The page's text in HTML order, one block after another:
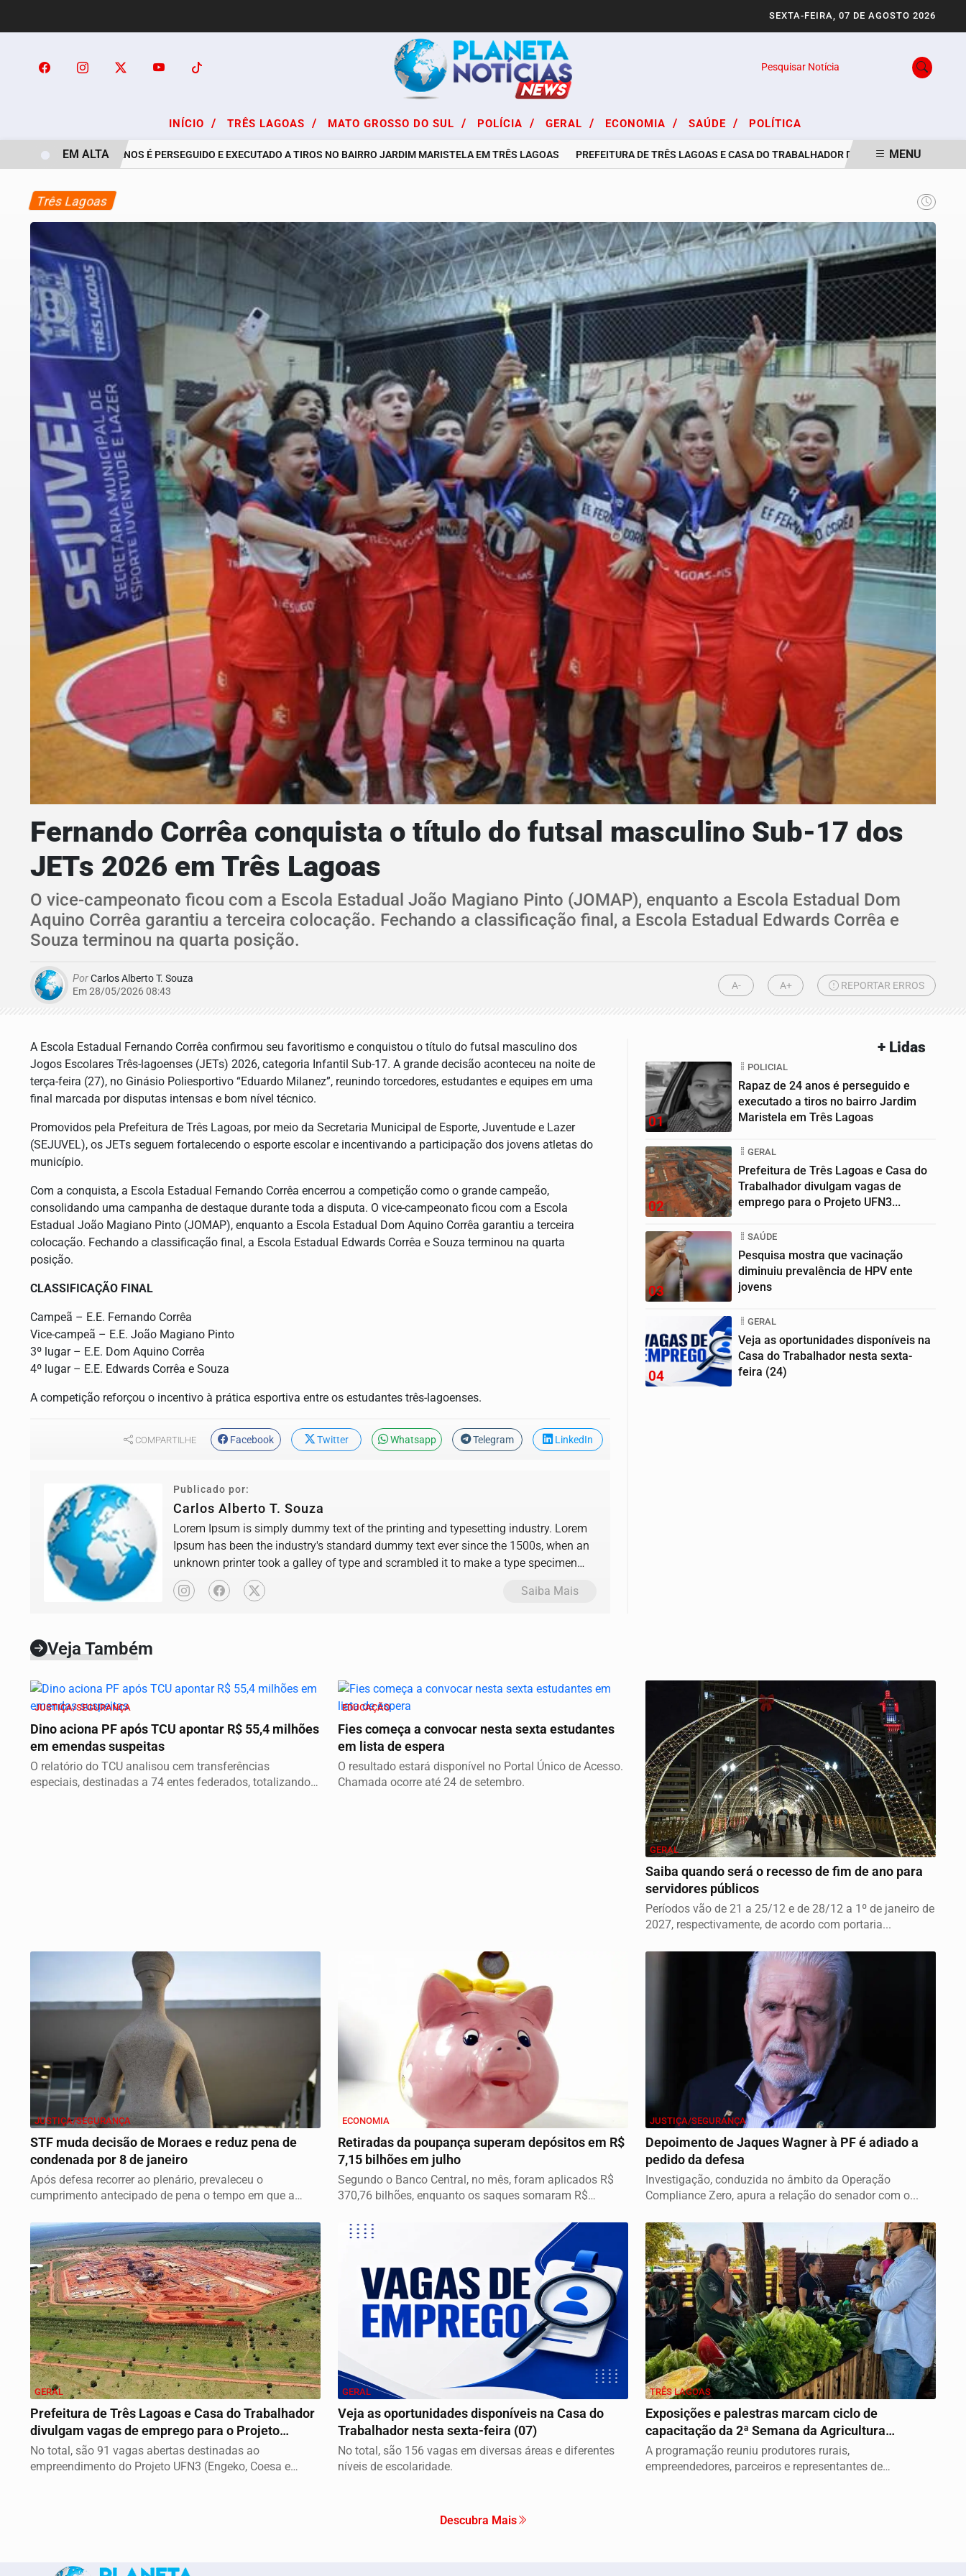
SEXTA-FEIRA, 07 DE AGOSTO 2026
Pesquisar Notícia
INÍCIO / TRÊS LAGOAS / MATO GROSSO DO SUL / POLÍCIA / GERAL / ECONOMIA / SAÚDE / POLÍTICA
RAPAZ DE 24 ANOS É PERSEGUIDO E EXECUTADO A TIROS NO BAIRRO JARDIM MARISTELA EM TRÊS LAGOAS PREFEITURA DE TRÊS LAGOAS E CASA DO TRABALHADOR DIVULGAM VAGAS DE
EM ALTA MENU
Três Lagoas
Fernando Corrêa conquista o título do futsal masculino Sub-17 dos
JETs 2026 em Três Lagoas
O vice-campeonato ficou com a Escola Estadual João Magiano Pinto (JOMAP), enquanto a Escola Estadual Dom
Aquino Corrêa garantiu a terceira colocação. Fechando a classificação final, a Escola Estadual Edwards Corrêa e
Souza terminou na quarta posição.
PorCarlos Alberto T. Souza
Em 28/05/2026 08:43
A- A+ REPORTAR ERROS
A Escola Estadual Fernando Corrêa confirmou seu favoritismo e conquistou o título do futsal masculino dos
Jogos Escolares Três-lagoenses (JETs) 2026, categoria Infantil Sub-17. A grande decisão aconteceu na noite de
terça-feira (27), no Ginásio Poliesportivo “Eduardo Milanez”, reunindo torcedores, estudantes e equipes em uma
final marcada por disputas intensas e bom nível técnico.
Promovidos pela Prefeitura de Três Lagoas, por meio da Secretaria Municipal de Esporte, Juventude e Lazer
(SEJUVEL), os JETs seguem fortalecendo o esporte escolar e incentivando a participação dos jovens atletas do
município.
Com a conquista, a Escola Estadual Fernando Corrêa encerrou a competição como o grande campeão,
consolidando uma campanha de destaque durante toda a disputa. O vice-campeonato ficou com a Escola
Estadual João Magiano Pinto (JOMAP), enquanto a Escola Estadual Dom Aquino Corrêa garantiu a terceira
colocação. Fechando a classificação final, a Escola Estadual Edwards Corrêa e Souza terminou na quarta
posição.
CLASSIFICAÇÃO FINAL
Campeã – E.E. Fernando Corrêa
Vice-campeã – E.E. João Magiano Pinto
3º lugar – E.E. Dom Aquino Corrêa
4º lugar – E.E. Edwards Corrêa e Souza
A competição reforçou o incentivo à prática esportiva entre os estudantes três-lagoenses.
COMPARTILHE Facebook Twitter Whatsapp Telegram LinkedIn
Publicado por:
Carlos Alberto T. Souza
Lorem Ipsum is simply dummy text of the printing and typesetting industry. Lorem
Ipsum has been the industry's standard dummy text ever since the 1500s, when an
unknown printer took a galley of type and scrambled it to make a type specimen
book.
Saiba Mais
+ Lidas
01
POLICIAL
Rapaz de 24 anos é perseguido e
executado a tiros no bairro Jardim
Maristela em Três Lagoas
02
GERAL
Prefeitura de Três Lagoas e Casa do
Trabalhador divulgam vagas de
emprego para o Projeto UFN3...
03
SAÚDE
Pesquisa mostra que vacinação
diminuiu prevalência de HPV ente
jovens
04
GERAL
Veja as oportunidades disponíveis na
Casa do Trabalhador nesta sexta-
feira (24)
Veja Também
JUSTIÇA/SEGURANÇA
Dino aciona PF após TCU apontar R$ 55,4 milhões
em emendas suspeitas
O relatório do TCU analisou cem transferências
especiais, destinadas a 74 entes federados, totalizando
EDUCAÇÃO
Fies começa a convocar nesta sexta estudantes
em lista de espera
O resultado estará disponível no Portal Único de Acesso.
Chamada ocorre até 24 de setembro.
GERAL
Saiba quando será o recesso de fim de ano para
servidores públicos
Períodos vão de 21 a 25/12 e de 28/12 a 1º de janeiro de
2027, respectivamente, de acordo com portaria...
JUSTIÇA/SEGURANÇA
STF muda decisão de Moraes e reduz pena de
condenada por 8 de janeiro
Após defesa recorrer ao plenário, prevaleceu o
cumprimento antecipado de pena o tempo em que a
ECONOMIA
Retiradas da poupança superam depósitos em R$
7,15 bilhões em julho
Segundo o Banco Central, no mês, foram aplicados R$
370,76 bilhões, enquanto os saques somaram R$
JUSTIÇA/SEGURANÇA
Depoimento de Jaques Wagner à PF é adiado a
pedido da defesa
Investigação, conduzida no âmbito da Operação
Compliance Zero, apura a relação do senador com o...
GERAL
Prefeitura de Três Lagoas e Casa do Trabalhador
divulgam vagas de emprego para o Projeto
UFN3...
No total, são 91 vagas abertas destinadas ao
empreendimento do Projeto UFN3 (Engeko, Coesa e
GERAL
Veja as oportunidades disponíveis na Casa do
Trabalhador nesta sexta-feira (07)
No total, são 156 vagas em diversas áreas e diferentes
níveis de escolaridade.
TRÊS LAGOAS
Exposições e palestras marcam ciclo de
capacitação da 2ª Semana da Agricultura
Familiar em...
A programação reuniu produtores rurais,
empreendedores, parceiros e representantes de
Descubra Mais
Esse site utiliza cookies para melhorar sua experiência de navegação. Ao continuar o acesso, entendemos que você concorda